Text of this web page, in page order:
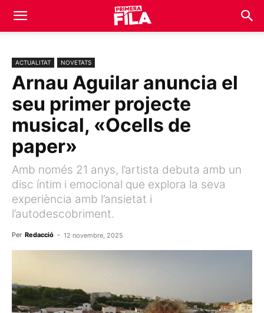
ACTUALITAT NOVETATS
Arnau Aguilar anuncia el
seu primer projecte
musical, «Ocells de
paper»
Amb només 21 anys, l’artista debuta amb un
disc íntim i emocional que explora la seva
experiència amb l’ansietat i
l’autodescobriment.
Per Redacció - 12 novembre, 2025